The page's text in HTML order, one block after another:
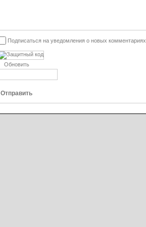
Подписаться на уведомления о новых комментариях
Обновить
Отправить